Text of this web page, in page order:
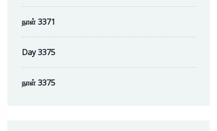
நாள் 3371
Day 3375
நாள் 3375